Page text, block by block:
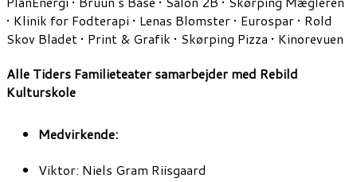
• Klinik for Fodterapi • Lenas Blomster • Eurospar • Rold
Skov Bladet • Print & Grafik • Skørping Pizza • Kinorevuen
Alle Tiders Familieteater samarbejder med Rebild
Kulturskole
Medvirkende:
Viktor: Niels Gram Riisgaard